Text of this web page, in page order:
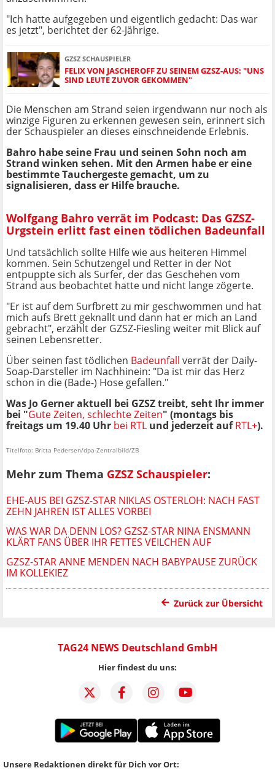
"Ich hatte aufgegeben und eigentlich gedacht: Das war
es jetzt", berichtet der 62-Jährige.
GZSZ SCHAUSPIELER
FELIX VON JASCHEROFF ZU SEINEM GZSZ-AUS: "UNS
SIND LEUTE ZUVOR GEKOMMEN"
Die Menschen am Strand seien irgendwann nur noch als
winzige Figuren zu erkennen gewesen sein, erinnert sich
der Schauspieler an dieses einschneidende Erlebnis.
Bahro habe seine Frau und seinen Sohn noch am
Strand winken sehen. Mit den Armen habe er eine
bestimmte Tauchergeste gemacht, um zu
signalisieren, dass er Hilfe brauche.
Wolfgang Bahro verrät im Podcast: Das GZSZ-
Urgstein erlitt fast einen tödlichen Badeunfall
Und tatsächlich sollte Hilfe wie aus heiteren Himmel
kommen. Sein Schutzengel und Retter in der Not
entpuppte sich als Surfer, der das Geschehen vom
Strand aus beobachtet hatte und nicht lange zögerte.
"Er ist auf dem Surfbrett zu mir geschwommen und hat
mich aufs Brett geknallt und dann hat er mich an Land
gebracht", erzählt der GZSZ-Fiesling weiter mit Blick auf
seinen Lebensretter.
Über seinen fast tödlichen Badeunfall verrät der Daily-
Soap-Darsteller im Nachhinein: "Da ist mir das Herz
schon in die (Bade-) Hose gefallen."
Was Jo Gerner aktuell bei GZSZ treibt, seht Ihr immer
bei "Gute Zeiten, schlechte Zeiten" (montags bis
freitags um 19.40 Uhr bei RTL und jederzeit aufRTL+).
Titelfoto: Britta Pedersen/dpa-Zentralbild/ZB
Mehr zum Thema GZSZ Schauspieler:
EHE-AUS BEI GZSZ-STAR NIKLAS OSTERLOH: NACH FAST
ZEHN JAHREN IST ALLES VORBEI
WAS WAR DA DENN LOS? GZSZ-STAR NINA ENSMANN
KLÄRT FANS ÜBER IHR FETTES VEILCHEN AUF
GZSZ-STAR ANNE MENDEN NACH BABYPAUSE ZURÜCK
IM KOLLEKIEZ
Zurück zur Übersicht
TAG24 NEWS Deutschland GmbH
Hier findest du uns:
Unsere Redaktionen direkt für Dich vor Ort: